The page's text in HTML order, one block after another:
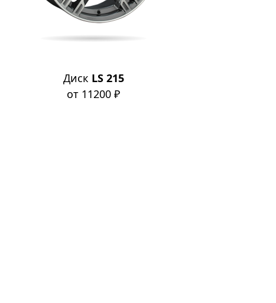
Диск LS 215
от 11200 ₽